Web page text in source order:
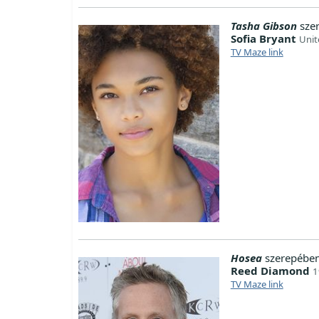
Tasha Gibson
Sofia Bryant
TV Maze link
Hosea
Reed Diamond
TV Maze link